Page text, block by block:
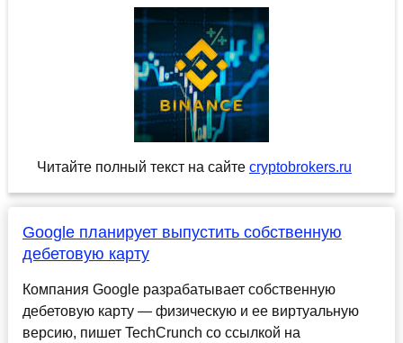
Читайте полный текст на сайте cryptobrokers.ru
Google планирует выпустить собственную
дебетовую карту
Компания Google разрабатывает собственную
дебетовую карту — физическую и ее виртуальную
версию, пишет TechCrunch со ссылкой на